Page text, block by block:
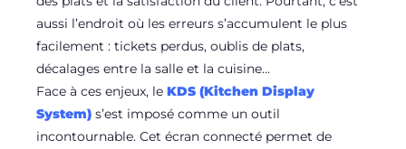
aussi l’endroit où les erreurs s’accumulent le plus
facilement : tickets perdus, oublis de plats,
décalages entre la salle et la cuisine…
Face à ces enjeux, leKDS (Kitchen Display
System) s’est imposé comme un outil
incontournable. Cet écran connecté permet de